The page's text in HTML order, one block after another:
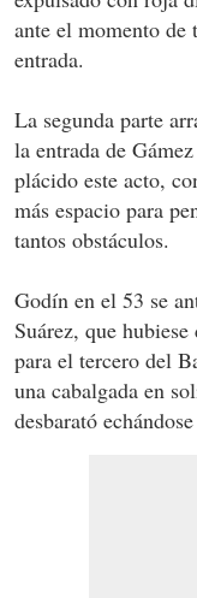
ante el momento
entrada.
La segunda parte
la entrada de
plácido este acto,
más espacio para
tantos obstáculos.
Godín en el 53 se
Suárez, que
para el tercero del
una cabalgada en
desbarató